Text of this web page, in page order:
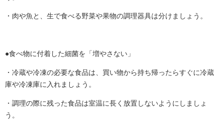
・肉や魚と、生で食べる野菜や果物の調理器具は分けましょう。
●食べ物に付着した細菌を「増やさない」
・冷蔵や冷凍の必要な食品は、買い物から持ち帰ったらすぐに冷蔵
庫や冷凍庫に入れましょう。
・調理の際に残った食品は室温に長く放置しないようにしましょ
う。